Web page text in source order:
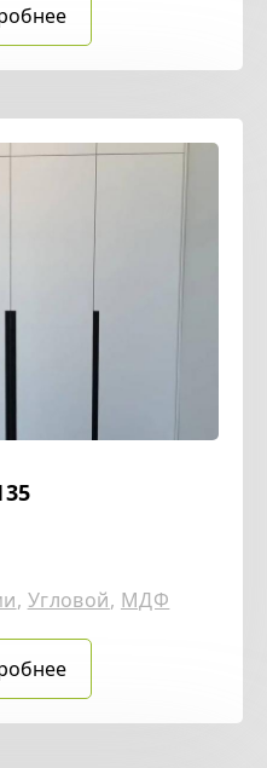
, Угловой, МДФ